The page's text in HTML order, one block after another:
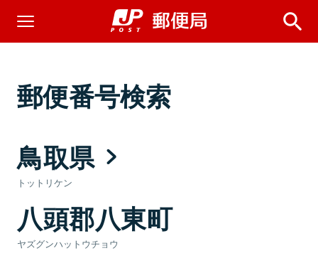
郵便番号検索
鳥取県
トットリケン
八頭郡八東町
ヤズグンハットウチョウ